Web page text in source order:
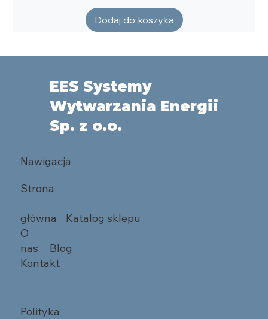
Dodaj do koszyka
EES Systemy
Wytwarzania Energii
Sp. z o.o.
Nawigacja
Strona
główna
Katalog sklepu
O
nas
Blog
Kontakt
Polityka